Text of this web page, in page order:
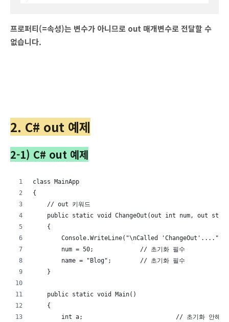
프로퍼티(=속성)는 변수가 아니므로 out 매개변수로 전달할 수
없습니다.
2. C# out 예제
2-1) C# out 예제
class MainApp
{
    // out 키워드
public static void ChangeOut(out int num, out
    {
        Console.WriteLine("\nCalled 'ChangeOut'....");
        num = 50;             // 초기화 필수
        name = "Blog";        // 초기화 필수
    }
    public static void Main()
    {
int a;                          // 초기화 안해도